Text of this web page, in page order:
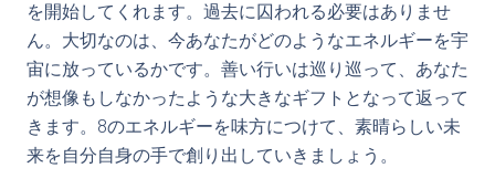
を開始してくれます。過去に囚われる必要はありませ
ん。大切なのは、今あなたがどのようなエネルギーを宇
宙に放っているかです。善い行いは巡り巡って、あなた
が想像もしなかったような大きなギフトとなって返って
きます。8のエネルギーを味方につけて、素晴らしい未
来を自分自身の手で創り出していきましょう。